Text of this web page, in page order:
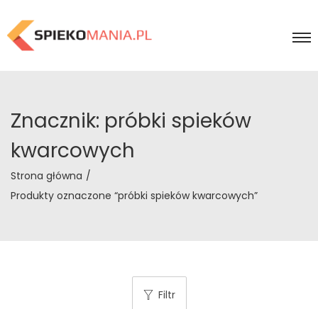
Znacznik: próbki spieków
kwarcowych
Strona główna /
Produkty oznaczone “próbki spieków kwarcowych”
Filtr